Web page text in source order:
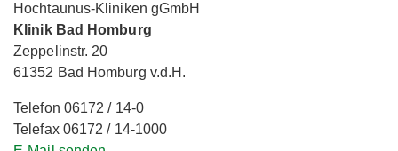
Hochtaunus-Kliniken gGmbH
Klinik Bad Homburg
Zeppelinstr. 20
61352 Bad Homburg v.d.H.
Telefon 06172 / 14-0
Telefax 06172 / 14-1000